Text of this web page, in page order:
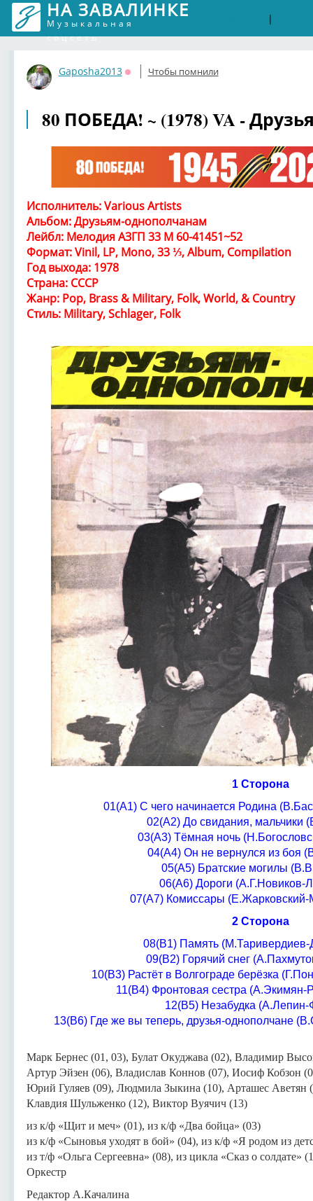
НА ЗАВАЛИНКЕ
Музыкальная
соцсеть
|
Gaposha2013
Оффлайн
Чтобы помнили
80 ПОБЕДА! ~ (1978) VA -
Исполнитель: Various Artists
Альбом: Друзьям-однополчанам
Лейбл: Мелодия АЗГП 33 М 60-41451~52
Формат: Vinil, LP, Mono, 33 ⅓, Album, Compilation
Год выхода: 1978
Страна: СССР
Жанр: Pop, Brass & Military, Folk, World, & Country
Стиль: Military, Schlager, Folk
1 Сторона
01(А1) С чего начинается Родина
02(А2) До свидания, мальчики
03(А3) Тёмная ночь
04(А4) Он не вернулся из боя
05(А5) Братские могилы
06(А6) Дороги (А.Г.Новиков-
07(А7) Комиссары (Е.Жарковский-
2 Сторона
08(В1) Память
09(В2) Горячий снег
10(В3) Растёт в Волгограде берёзка
11(В4) Фронтовая сестра (А.Экимян-
12(В5) Незабудка
13(В6) Где же вы теперь, друзья-однополчане
Марк Бернес (01, 03), Булат Окуджава (02), Владимир
Артур Эйзен (06), Владислав Коннов (07), Иосиф Кобзон
Юрий Гуляев (09), Людмила Зыкина (10), Арташес Аветян
Клавдия Шульженко (12), Виктор Вуячич (13)
из к/ф «Щит и меч» (01), из к/ф «Два бойца» (03)
из к/ф «Сыновья уходят в бой» (04), из к/ф «Я родом из
из т/ф «Ольга Сергеевна» (08), из цикла «Сказ о солдате»
Оркестр
Редактор А.Качалина